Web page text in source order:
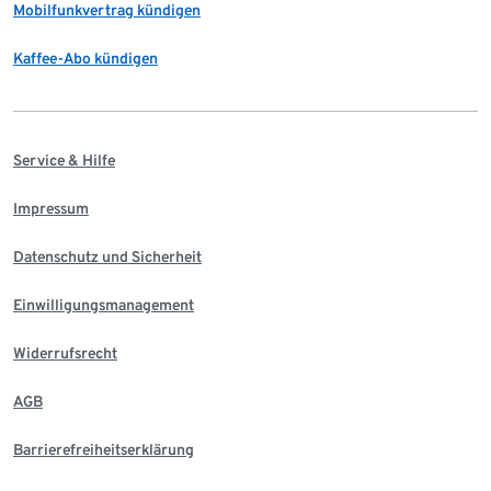
Mobilfunkvertrag kündigen
Kaffee-Abo kündigen
Service & Hilfe
Impressum
Datenschutz und Sicherheit
Einwilligungsmanagement
Widerrufsrecht
AGB
Barrierefreiheitserklärung